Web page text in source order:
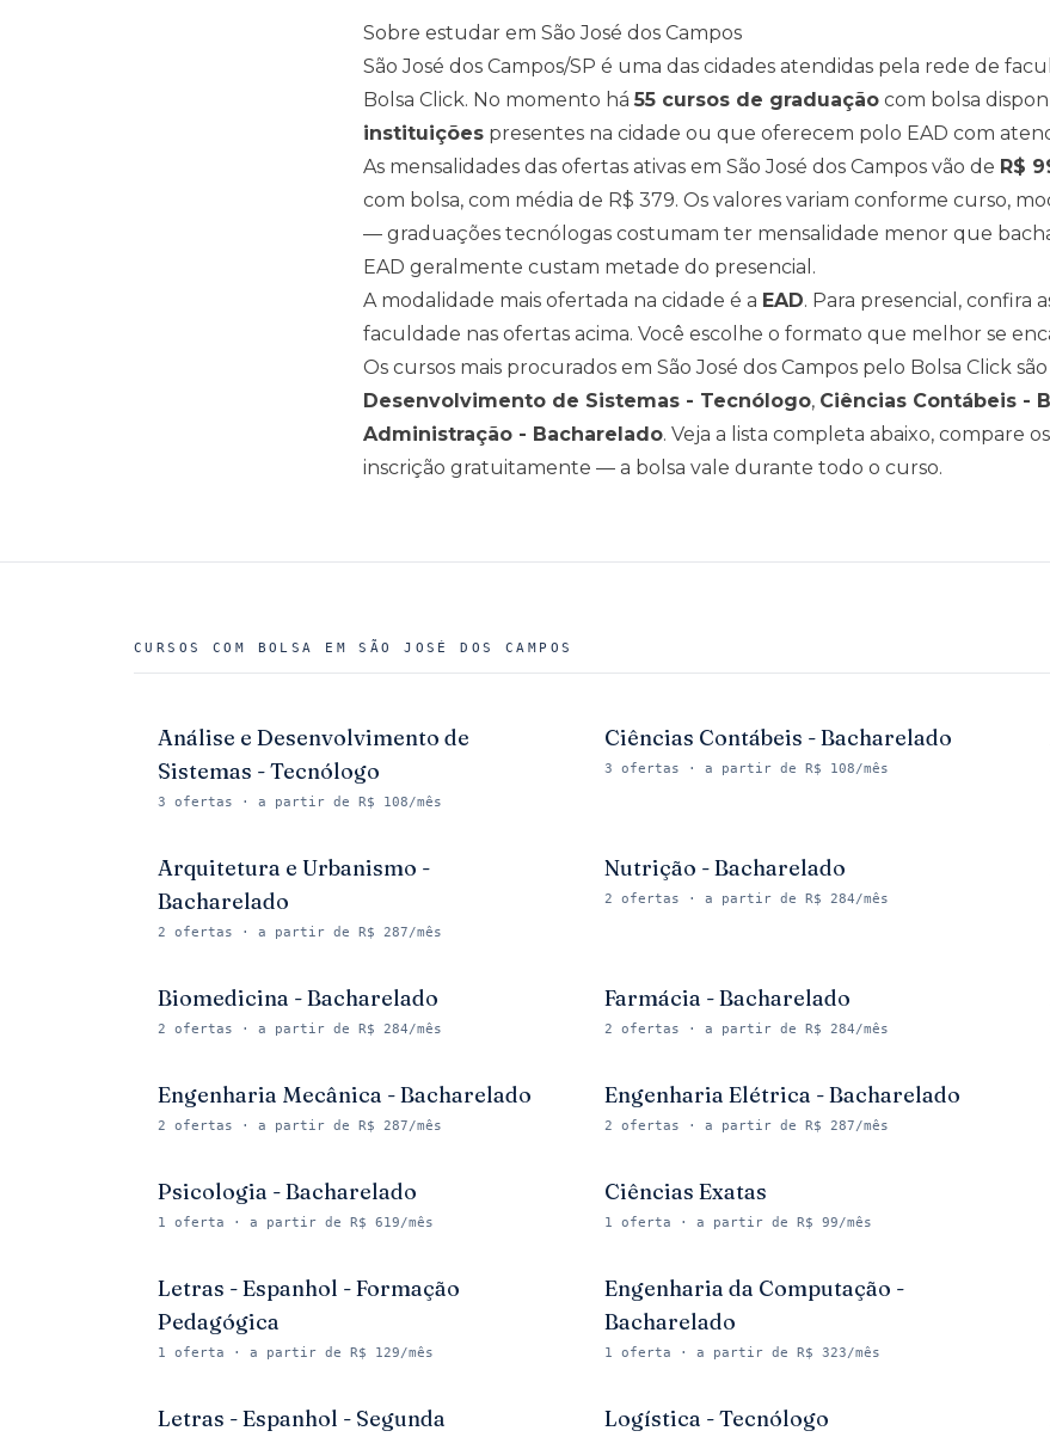
Sobre estudar em São José dos Campos
São José dos Campos/SP é uma das cidades atendidas pela rede de
Bolsa Click. No momento há 55 cursos de graduação com bolsa
instituições presentes na cidade ou que oferecem polo EAD com
As mensalidades das ofertas ativas em São José dos Campos vão de R$
com bolsa, com média de R$ 379. Os valores variam conforme curso,
— graduações tecnólogas costumam ter mensalidade menor que
EAD geralmente custam metade do presencial.
A modalidade mais ofertada na cidade é a EAD. Para presencial, confira
faculdade nas ofertas acima. Você escolhe o formato que melhor se
Os cursos mais procurados em São José dos Campos pelo Bolsa Click são
Desenvolvimento de Sistemas - Tecnólogo, Ciências Contábeis -
Administração - Bacharelado. Veja a lista completa abaixo, compare
inscrição gratuitamente — a bolsa vale durante todo o curso.
CURSOS COM BOLSA EMSÃO JOSÉ DOS CAMPOS
Análise e Desenvolvimento de
Sistemas - Tecnólogo
3 ofertas · a partir de R$ 108/mês
Ciências Contábeis - Bacharelado
3 ofertas · a partir de R$ 108/mês
Arquitetura e Urbanismo -
Bacharelado
2 ofertas · a partir de R$ 287/mês
Nutrição - Bacharelado
2 ofertas · a partir de R$ 284/mês
Biomedicina - Bacharelado
2 ofertas · a partir de R$ 284/mês
Farmácia - Bacharelado
2 ofertas · a partir de R$ 284/mês
Engenharia Mecânica - Bacharelado
2 ofertas · a partir de R$ 287/mês
Engenharia Elétrica - Bacharelado
2 ofertas · a partir de R$ 287/mês
Psicologia - Bacharelado
1 oferta · a partir de R$ 619/mês
Ciências Exatas
1 oferta · a partir de R$ 99/mês
Letras - Espanhol - Formação
Pedagógica
1 oferta · a partir de R$ 129/mês
Engenharia da Computação -
Bacharelado
1 oferta · a partir de R$ 323/mês
Letras - Espanhol - Segunda
Logística - Tecnólogo